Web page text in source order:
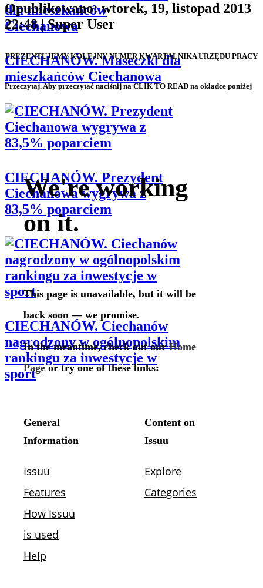
CIECHANÓW. Maseczki dla
mieszkańców Ciechanowa
CIECHANÓW. Prezydent
Ciechanowa wygrywa z
83,5% poparciem
CIECHANÓW. Ciechanów
nagrodzony w ogólnopolskim
rankingu za inwestycje w
sport
Opublikowano: wtorek, 19, listopad 2013
22:48|Super User
PREZENTUJEMY KOLEJNY NUMER KWARTALNIKA URZĘDU PRACY
Przeczytaj. Aby przeczytać naciśnij na CLIK TO READ na okładce poniżej